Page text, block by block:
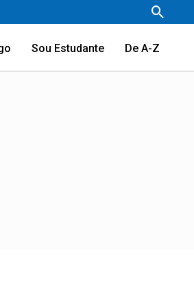
Sou Estudante De A-Z